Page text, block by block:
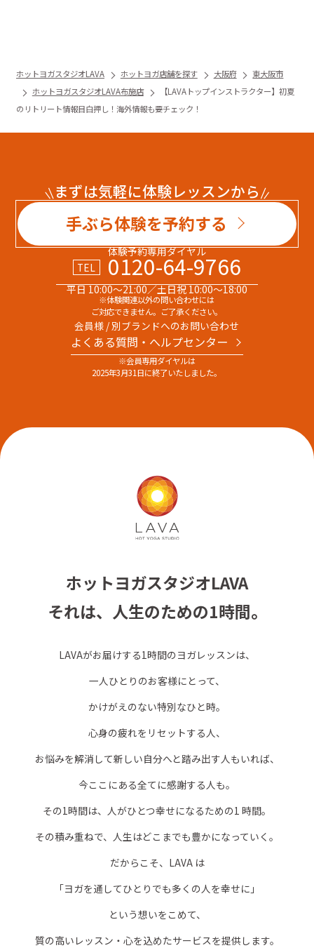
ホットヨガスタジオLAVA ホットヨガ店舗を探す 大阪府
東大阪市
ホットヨガスタジオLAVA布施店
【LAVAトップインストラクター】初夏
のリトリート情報目白押し！海外情報も要チェック！
まずは気軽に体験レッスンから
手ぶら体験を予約する
体験予約専用ダイヤル
TEL
0120-64-9766
平日 10:00～21:00／土日祝 10:00～18:00
※体験関連以外の問い合わせには
ご対応できません。ご了承ください。
会員様 / 別ブランドへのお問い合わせ
よくある質問・へルプセンター
※会員専用ダイヤルは
2025年3月31日に終了いたしました。
ホットヨガスタジオLAVA
それは、人生のための1時間。
LAVAがお届けする1時間のヨガレッスンは、
一人ひとりのお客様にとって、
かけがえのない特別なひと時。
心身の疲れをリセットする人、
お悩みを解消して新しい自分へと踏み出す人もいれば、
今ここにある全てに感謝する人も。
その1時間は、人がひとつ幸せになるための1 時間。
その積み重ねで、人生はどこまでも豊かになっていく。
だからこそ、LAVA は
「ヨガを通してひとりでも多くの人を幸せに」
という想いをこめて、
質の高いレッスン・心を込めたサービスを提供します。